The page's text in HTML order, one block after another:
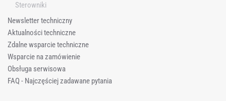
Sterowniki
Newsletter techniczny
Aktualności techniczne
Zdalne wsparcie techniczne
Wsparcie na zamówienie
Obsługa serwisowa
FAQ - Najczęściej zadawane pytania